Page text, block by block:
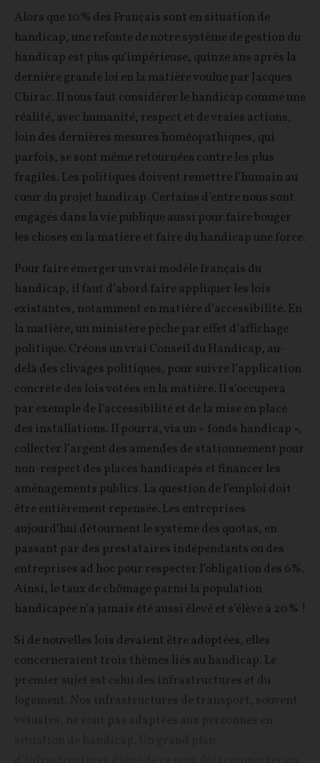
Alors que 10% des Français sont en situation de
handicap, une refonte de notre système de gestion du
handicap est plus qu’impérieuse, quinze ans après la
dernière grande loi en la matière voulue par Jacques
Chirac. Il nous faut considérer le handicap comme une
réalité, avec humanité, respect et de vraies actions,
loin des dernières mesures homéopathiques, qui
parfois, se sont même retournées contre les plus
fragiles. Les politiques doivent remettre l’humain au
cœur du projet handicap. Certains d’entre nous sont
engagés dans la vie publique aussi pour faire bouger
les choses en la matière et faire du handicap une force.
Pour faire émerger un vrai modèle français du
handicap, il faut d’abord faire appliquer les lois
existantes, notamment en matière d’accessibilité. En
la matière, un ministère pèche par effet d’affichage
politique. Créons un vrai Conseil du Handicap, au-
delà des clivages politiques, pour suivre l’application
concrète des lois votées en la matière. Il s’occupera
par exemple de l’accessibilité et de la mise en place
des installations. Il pourra, via un « fonds handicap »,
collecter l’argent des amendes de stationnement pour
non-respect des places handicapés et financer les
aménagements publics. La question de l’emploi doit
être entièrement repensée. Les entreprises
aujourd’hui détournent le système des quotas, en
passant par des prestataires indépendants ou des
entreprises ad hoc pour respecter l’obligation des 6%.
Ainsi, le taux de chômage parmi la population
handicapée n’a jamais été aussi élevé et s’élève à 20% !
Si de nouvelles lois devaient être adoptées, elles
concerneraient trois thèmes liés au handicap. Le
premier sujet est celui des infrastructures et du